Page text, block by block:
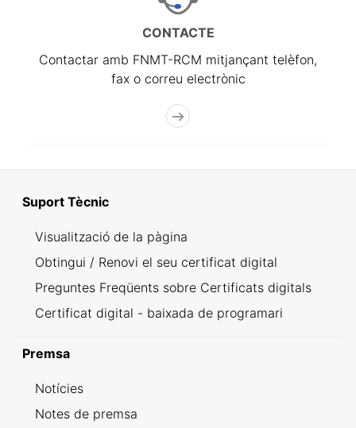
CONTACTE
Contactar amb FNMT-RCM mitjançant telèfon,
fax o correu electrònic
Suport Tècnic
Visualització de la pàgina
Obtingui / Renovi el seu certificat digital
Preguntes Freqüents sobre Certificats digitals
Certificat digital - baixada de programari
Premsa
Notícies
Notes de premsa